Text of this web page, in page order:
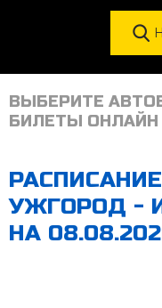
ВЫБЕРИТЕ
БИЛЕТЫ ОНЛАЙН
УЖГОРОД -
НА